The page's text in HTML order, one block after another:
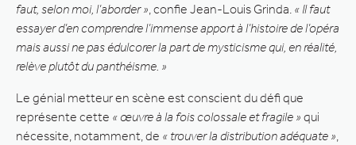
faut, selon moi, l’aborder » , confie Jean-Louis Grinda. « Il faut
essayer d’en comprendre l’immense apport à l’histoire de l’opéra
mais aussi ne pas édulcorer la part de mysticisme qui, en réalité,
relève plutôt du panthéisme. »
Le génial metteur en scène est conscient du défi que
représente cette « œuvre à la fois colossale et fragile » qui
nécessite, notamment, de « trouver la distribution adéquate »